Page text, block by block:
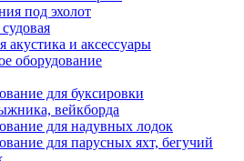
под эхолот
акустика и аксессуары
оборудование
для буксировки
вейкборда
для надувных лодок
для парусных яхт, бегучий